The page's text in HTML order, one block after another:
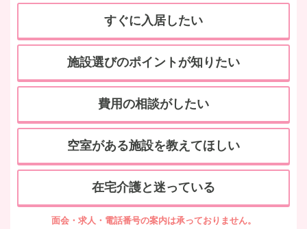
すぐに入居したい
施設選びのポイントが知りたい
費用の相談がしたい
空室がある施設を教えてほしい
在宅介護と迷っている
面会・求人・電話番号の案内は承っておりません。